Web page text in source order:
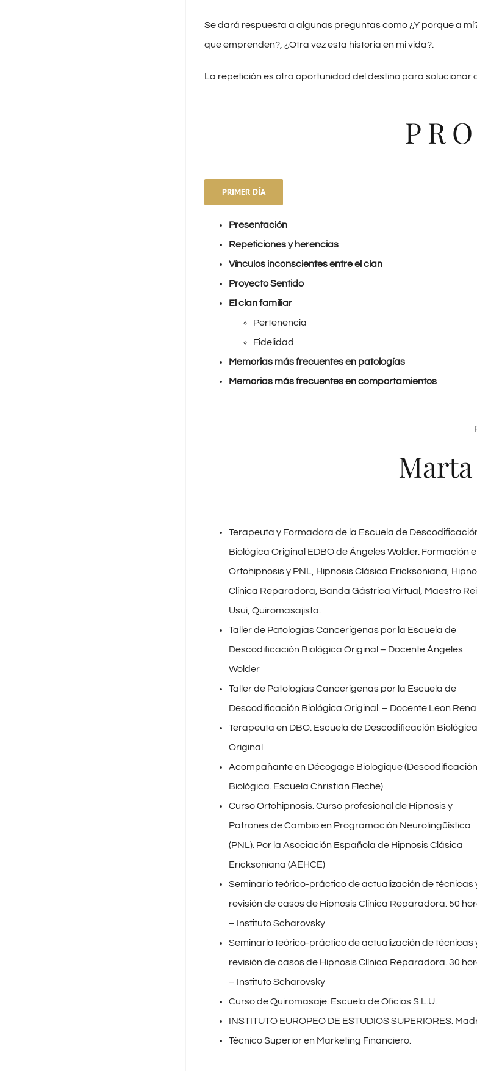
Se dará respuesta a algunas preguntas como ¿Y porque a
que emprenden?, ¿Otra vez esta historia en mi vida?.
La repetición es otra oportunidad del destino para solucionar
P R
PRIMER DÍA
Presentación
Repeticiones y herencias
Vínculos inconscientes entre el clan
Proyecto Sentido
El clan familiar
Pertenencia
Fidelidad
Memorias más frecuentes en patologías
Memorias más frecuentes en comportamientos
Terapeuta y Formadora de la Escuela de
Biológica Original EDBO de Ángeles Wolder. Formación
Ortohipnosis y PNL, Hipnosis Clásica Ericksoniana,
Clínica Reparadora, Banda Gástrica Virtual, Maestro
Usui, Quiromasajista.
Taller de Patologías Cancerígenas por la Escuela de
Descodificación Biológica Original – Docente Ángeles
Wolder
Taller de Patologías Cancerígenas por la Escuela de
Descodificación Biológica Original. – Docente Leon
Terapeuta en DBO. Escuela de Descodificación Biológica
Original
Acompañante en Décogage Biologique (Descodificación
Biológica. Escuela Christian Fleche)
Curso Ortohipnosis. Curso profesional de Hipnosis y
Patrones de Cambio en Programación Neurolingüística
(PNL). Por la Asociación Española de Hipnosis Clásica
Ericksoniana (AEHCE)
Seminario teórico-práctico de actualización de técnicas
revisión de casos de Hipnosis Clínica Reparadora. 50
– Instituto Scharovsky
Seminario teórico-práctico de actualización de técnicas
revisión de casos de Hipnosis Clínica Reparadora. 30
– Instituto Scharovsky
Curso de Quiromasaje. Escuela de Oficios S.L.U.
INSTITUTO EUROPEO DE ESTUDIOS SUPERIORES.
Técnico Superior en Marketing Financiero.